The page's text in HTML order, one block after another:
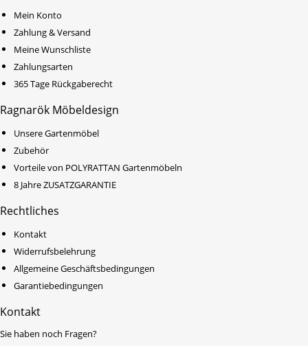
Mein Konto
Zahlung & Versand
Meine Wunschliste
Zahlungsarten
365 Tage Rückgaberecht
Ragnarök Möbeldesign
Unsere Gartenmöbel
Zubehör
Vorteile von POLYRATTAN Gartenmöbeln
8 Jahre ZUSATZGARANTIE
Rechtliches
Kontakt
Widerrufsbelehrung
Allgemeine Geschäftsbedingungen
Garantiebedingungen
Kontakt
Sie haben noch Fragen?